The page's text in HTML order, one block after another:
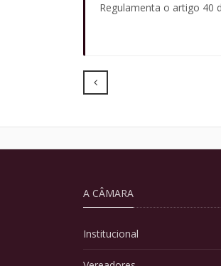
Regulamenta o artigo 40
Prev
A CÂMARA
Institucional